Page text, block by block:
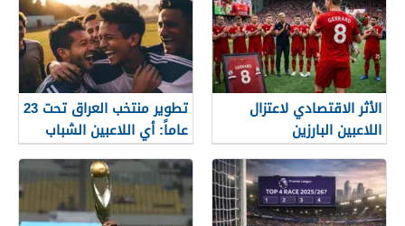
الأثر الاقتصادي لاعتزال
اللاعبين البارزين
تطوير منتخب العراق تحت 23
عاماً: أي اللاعبين الشباب
جاهزون للاختراق الدولي؟